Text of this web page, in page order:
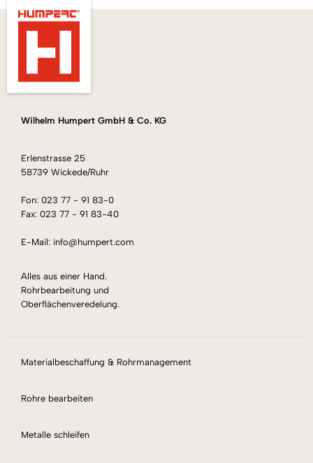
Wilhelm Humpert GmbH & Co. KG
Erlenstrasse 25
58739 Wickede/Ruhr
Fon: 023 77 - 91 83-0
Fax: 023 77 - 91 83-40
E-Mail: info@humpert.com
Alles aus einer Hand.
Rohrbearbeitung und
Oberflächenveredelung.
Materialbeschaffung & Rohrmanagement
Rohre bearbeiten
Metalle schleifen